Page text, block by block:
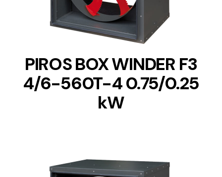
PIROS BOX WINDER F3
4/6-560T-4 0.75/0.25
kW